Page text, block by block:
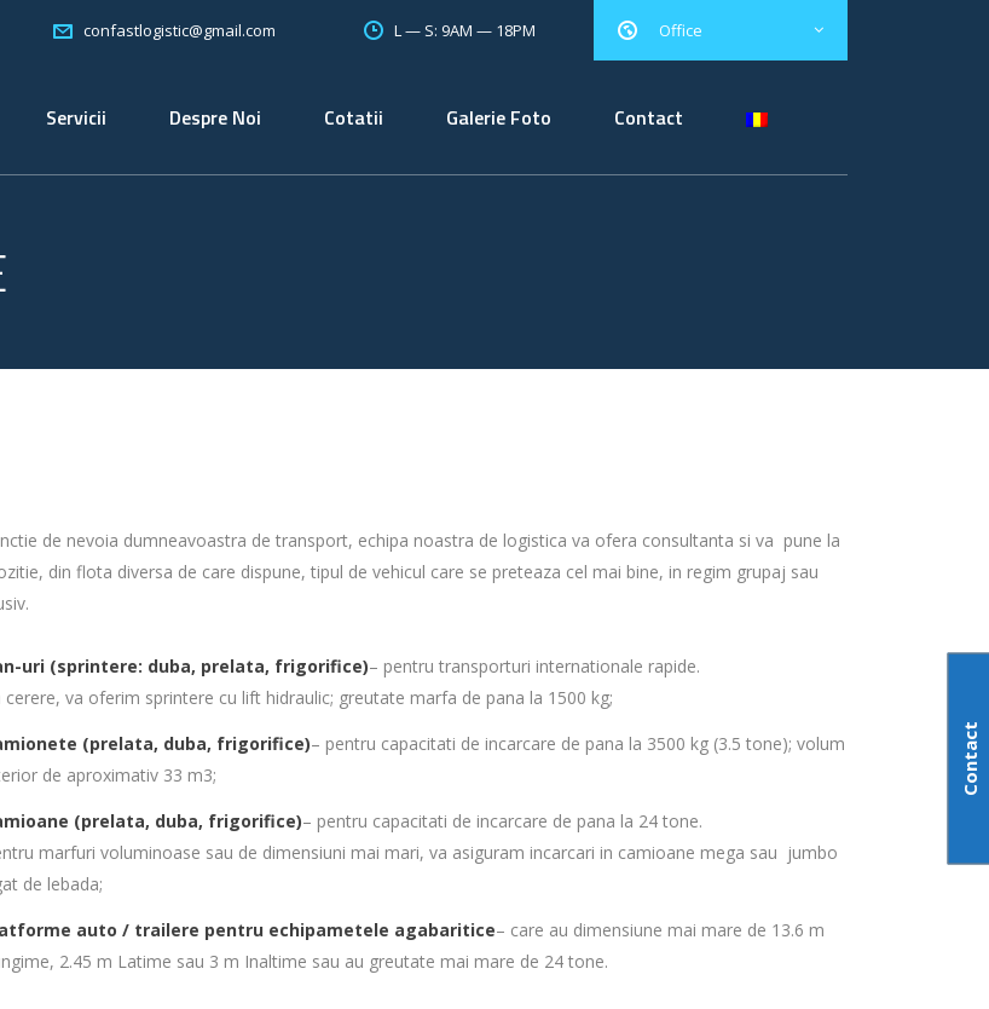
Office
confastlogistic@gmail.com L — S: 9AM — 18PM
Servicii Despre Noi Cotatii Galerie Foto Contact
de nevoia dumneavoastra de transport, echipa noastra de logistica va ofera consultanta si va pune la
din flota diversa de care dispune, tipul de vehicul care se preteaza cel mai bine, in regim grupaj sau
uri (sprintere: duba, prelata, frigorifice)– pentru transporturi internationale rapide.
cerere, va oferim sprintere cu lift hidraulic; greutate marfa de pana la 1500 kg;
(prelata, duba, frigorifice)– pentru capacitati de incarcare de pana la 3500 kg (3.5 tone); volum
de aproximativ 33 m3;
(prelata, duba, frigorifice)– pentru capacitati de incarcare de pana la 24 tone.
marfuri voluminoase sau de dimensiuni mai mari, va asiguram incarcari in camioane mega sau jumbo
de lebada;
auto / trailere pentru echipametele agabaritice– care au dimensiune mai mare de 13.6 m
2.45 m Latime sau 3 m Inaltime sau au greutate mai mare de 24 tone.
Contact